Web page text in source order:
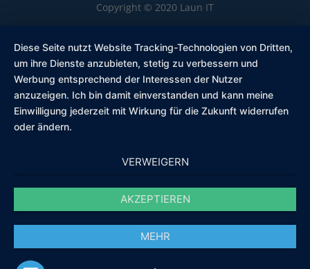
Copyright © 2020 Laun IT
Diese Seite nutzt Website Tracking-Technologien von Dritten,
um ihre Dienste anzubieten, stetig zu verbessern und
Werbung entsprechend der Interessen der Nutzer
anzuzeigen. Ich bin damit einverstanden und kann meine
Einwilligung jederzeit mit Wirkung für die Zukunft widerrufen
oder ändern.
VERWEIGERN
AKZEPTIEREN
MEHR